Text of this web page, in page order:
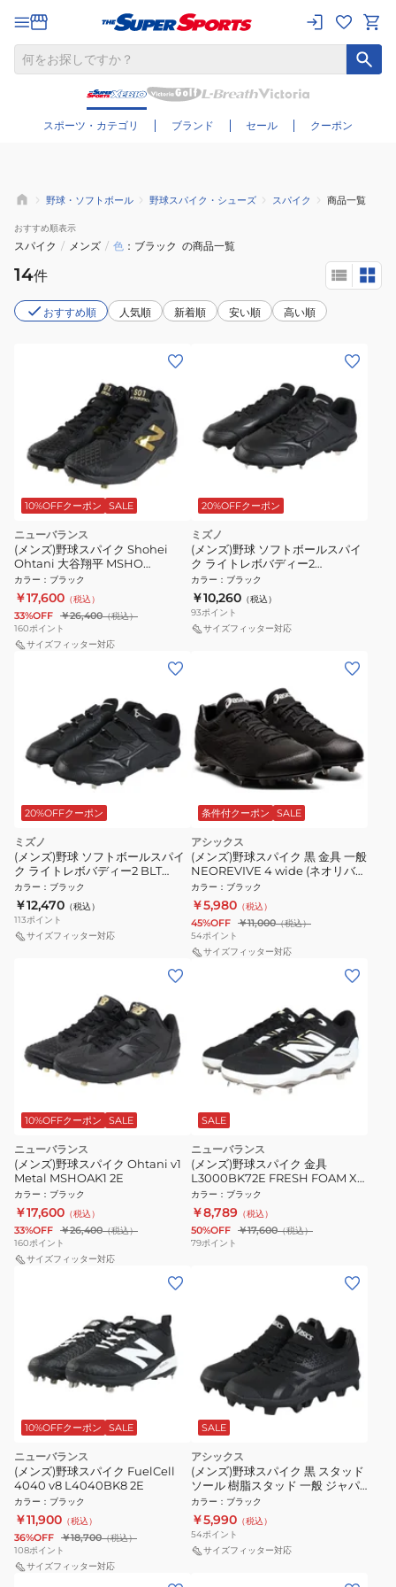
スポーツ・カテゴリ ブランド セール クーポン
さらに絞り込む
野球・ソフトボール 野球スパイク・シューズ スパイク 商品一覧
おすすめ順表示
スパイク / メンズ / 色 ブラック の商品一覧
14件
おすすめ順 人気順 新着順 安い順 高い順
10%OFFクーポン SALE
ニューバランス
(メンズ)野球スパイク Shohei
Ohtani 大谷翔平 MSHO
MSHOBK1 2E
カラー ： ブラック
￥17,600 （税込）
33%OFF ￥26,400（税込）
160ポイント
サイズフィッター対応
20%OFFクーポン
ミズノ
(メンズ)野球 ソフトボールスパイ
ク ライトレボバディー2
11GM232600
カラー ： ブラック
￥10,260 （税込）
93ポイント
サイズフィッター対応
20%OFFクーポン
ミズノ
(メンズ)野球 ソフトボールスパイ
ク ライトレボバディー2 BLT
11GM232500
カラー ： ブラック
￥12,470 （税込）
113ポイント
サイズフィッター対応
条件付クーポン SALE
アシックス
(メンズ)野球スパイク 黒 金具 一般
NEOREVIVE 4 wide (ネオリバイ
ブ 4 ワイド)1123A023.001 ブラッ
ク
カラー ： ブラック
￥5,980 （税込）
45%OFF ￥11,000（税込）
54ポイント
サイズフィッター対応
10%OFFクーポン SALE
ニューバランス
(メンズ)野球スパイク Ohtani v1
Metal MSHOAK1 2E
カラー ： ブラック
￥17,600 （税込）
33%OFF ￥26,400（税込）
160ポイント
サイズフィッター対応
SALE
ニューバランス
(メンズ)野球スパイク 金具
L3000BK72E FRESH FOAM X
金属スパイク
カラー ： ブラック
￥8,789 （税込）
50%OFF ￥17,600（税込）
79ポイント
10%OFFクーポン SALE
ニューバランス
(メンズ)野球スパイク FuelCell
4040 v8 L4040BK8 2E
カラー ： ブラック
￥11,900 （税込）
36%OFF ￥18,700（税込）
108ポイント
サイズフィッター対応
SALE
アシックス
(メンズ)野球スパイク 黒 スタッド
ソール 樹脂スタッド 一般 ジャパ
ンスピード BL (JAPAN SPEED
BL) 1123A025.001 ブラック
カラー ： ブラック
￥5,990 （税込）
54ポイント
サイズフィッター対応